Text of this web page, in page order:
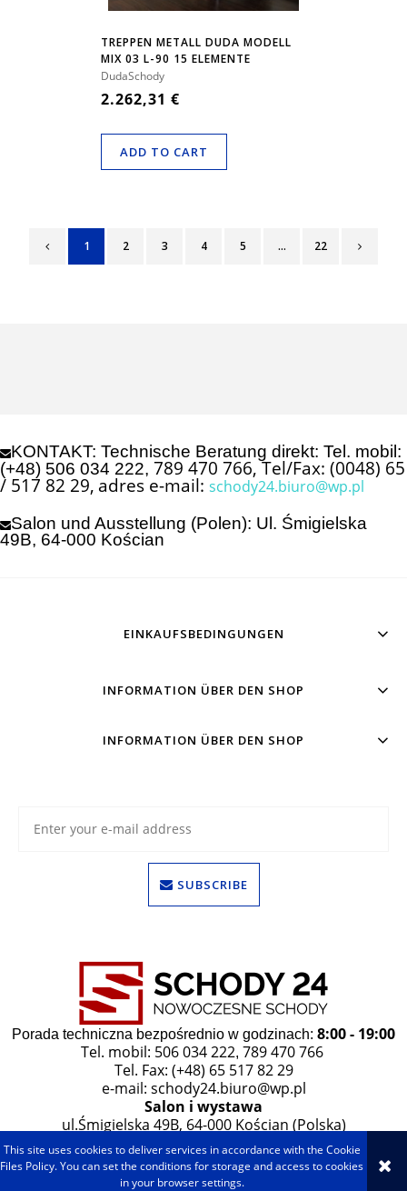
This site uses cookies to deliver services in accordance with the Cookie
Files Policy. You can set the conditions for storage and access to cookies
in your browser settings.
TREPPEN METALL DUDA MODELL
MIX 03 L-90 15 ELEMENTE
DudaSchody
2.262,31 €
ADD TO CART
1 2 3 4 5 ... 22
KONTAKT: Technische Beratung direkt: Tel. mobil:
(+48) 506 034 222, 789 470 766, Tel/Fax: (0048) 65
/ 517 82 29, adres e-mail: schody24.biuro@wp.pl
Salon und Ausstellung (Polen): Ul. Śmigielska
49B, 64-000 Kościan
EINKAUFSBEDINGUNGEN
INFORMATION ÜBER DEN SHOP
INFORMATION ÜBER DEN SHOP
SUBSCRIBE
Porada techniczna bezpośrednio w godzinach: 8:00 - 19:00
Tel. mobil: 506 034 222, 789 470 766
Tel. Fax: (+48) 65 517 82 29
e-mail: schody24.biuro@wp.pl
Salon i wystawa
ul.Śmigielska 49B, 64-000 Kościan (Polska)
VIEW FULL VERSION OF THE SITE